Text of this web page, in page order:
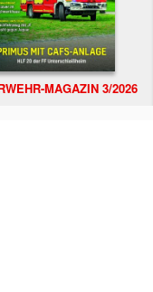
MAGAZIN 3/2026